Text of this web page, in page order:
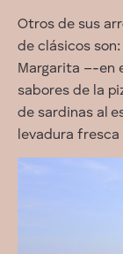
Otros de sus
de clásicos son:
Margarita –-en
sabores de la
de sardinas al
levadura fresca